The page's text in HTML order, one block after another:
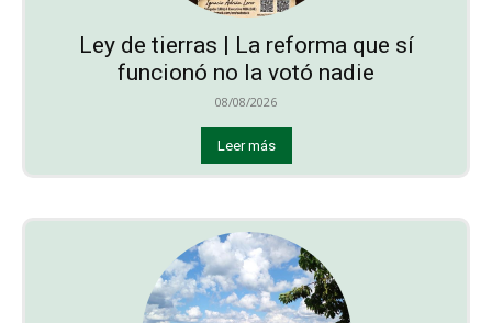
Ley de tierras | La reforma que sí
funcionó no la votó nadie
08/08/2026
Leer más